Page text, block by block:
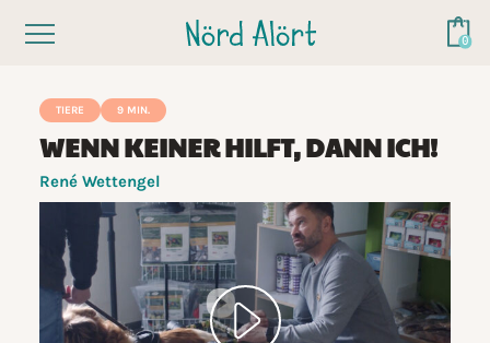
TIERE 9 MIN.
WENN KEINER HILFT, DANN ICH!
René Wettengel